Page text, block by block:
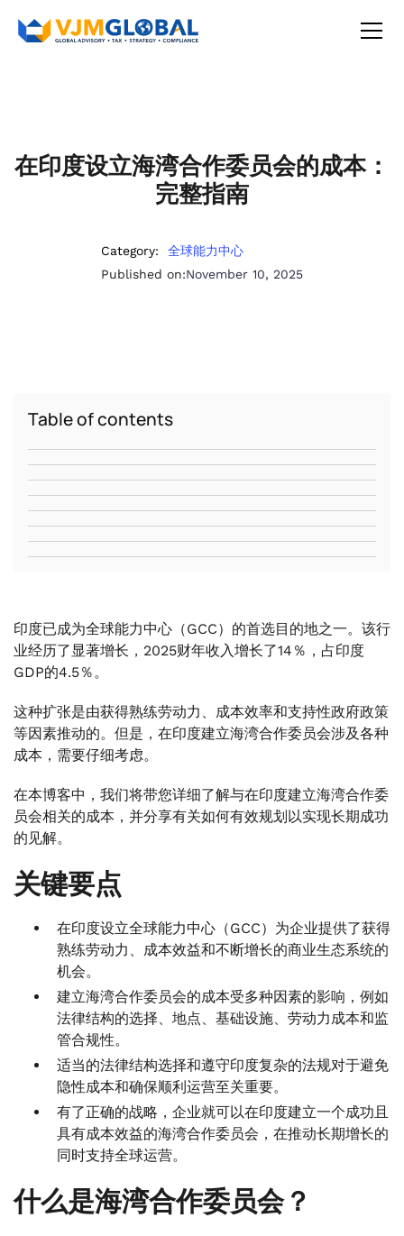
在印度设立海湾合作委员会的成本：
完整指南
Category:
全球能力中心
Published on:November 10, 2025
Table of contents
印度已成为全球能力中心（GCC）的首选目的地之一。该行
业经历了显著增长，2025财年收入增长了14％，占印度
GDP的4.5％。
这种扩张是由获得熟练劳动力、成本效率和支持性政府政策
等因素推动的。但是，在印度建立海湾合作委员会涉及各种
成本，需要仔细考虑。
在本博客中，我们将带您详细了解与在印度建立海湾合作委
员会相关的成本，并分享有关如何有效规划以实现长期成功
的见解。
关键要点
在印度设立全球能力中心（GCC）为企业提供了获得
熟练劳动力、成本效益和不断增长的商业生态系统的
机会。
建立海湾合作委员会的成本受多种因素的影响，例如
法律结构的选择、地点、基础设施、劳动力成本和监
管合规性。
适当的法律结构选择和遵守印度复杂的法规对于避免
隐性成本和确保顺利运营至关重要。
有了正确的战略，企业就可以在印度建立一个成功且
具有成本效益的海湾合作委员会，在推动长期增长的
同时支持全球运营。
什么是海湾合作委员会？